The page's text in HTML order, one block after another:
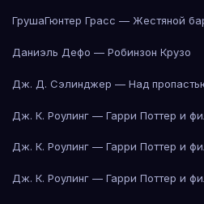
ГрушаГюнтер Грасс — Жестяной
Даниэль Дефо — Робинзон Крузо
Дж. Д. Сэлинджер — Над
Дж. К. Роулинг — Гарри Поттер и
Дж. К. Роулинг — Гарри Поттер и
Дж. К. Роулинг — Гарри Поттер и